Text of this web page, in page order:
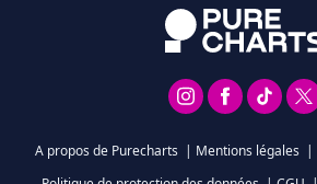
A propos de Purecharts | Mentions légales |